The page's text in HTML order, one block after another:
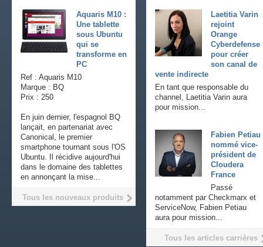
Laetitia Varin
rejoint
Orange
Cyberdefense
pour créer
son canal de
vente indirecte
En tant que responsable du
channel, Laetitia Varin aura
pour mission...
Fabien Petiau
nommé vice-
président de
Cloudera
France
Passé
notamment par Checkmarx et
ServiceNow, Fabien Petiau
aura pour mission...
Tous les articles carrières
Aquaris M10 :
Une tablette
sous Ubuntu
qui se
transforme en
PC
Ref : Aquaris M10
Marque : BQ
Prix : 250
En juin dernier, l'espagnol BQ
lançait, en partenariat avec
Canonical, le premier
smartphone tournant sous l'OS
Ubuntu. Il récidive aujourd'hui
dans le domaine des tablettes
en annonçant la mise...
Tous les nouveaux produits